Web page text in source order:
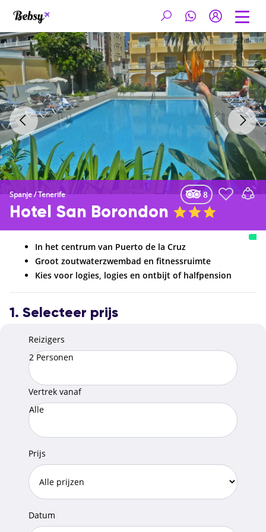
Spanje/Tenerife 8
Hotel San Borondon
In het centrum van Puerto de la Cruz
Groot zoutwaterzwembad en fitnessruimte
Kies voor logies, logies en ontbijt of halfpension
1. Selecteer prijs
Reizigers
2 Personen
Vertrek vanaf
Alle
Prijs
Datum